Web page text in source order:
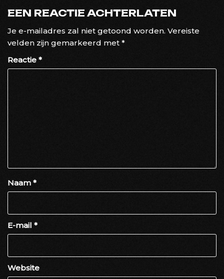
EEN REACTIE ACHTERLATEN
Je e-mailadres zal niet getoond worden. Vereiste
velden zijn gemarkeerd met *
Reactie *
Naam *
E-mail *
Website